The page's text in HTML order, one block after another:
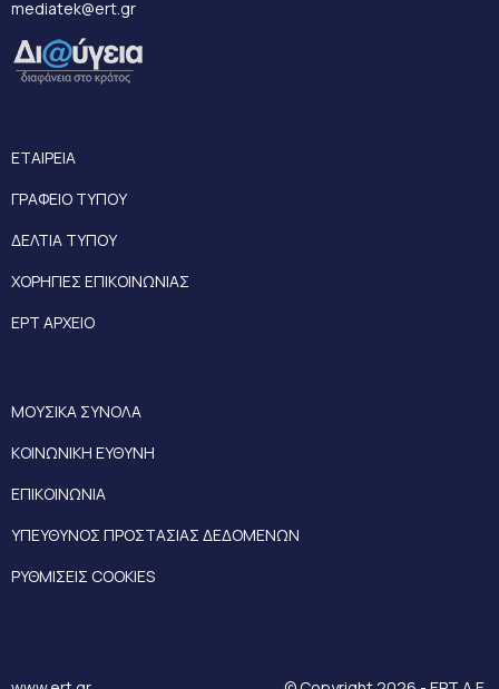
mediatek@ert.gr
ΕΤΑΙΡΕΙΑ
ΓΡΑΦΕΙΟ ΤΥΠΟΥ
ΔΕΛΤΙΑ ΤΥΠΟΥ
ΧΟΡΗΓΙΕΣ ΕΠΙΚΟΙΝΩΝΙΑΣ
ΕΡΤ ΑΡΧΕΙΟ
ΜΟΥΣΙΚΑ ΣΥΝΟΛΑ
ΚΟΙΝΩΝΙΚΗ ΕΥΘΥΝΗ
ΕΠΙΚΟΙΝΩΝΙΑ
ΥΠΕΥΘΥΝΟΣ ΠΡΟΣΤΑΣΙΑΣ ΔΕΔΟΜΕΝΩΝ
ΡΥΘΜΙΣΕΙΣ COOKIES